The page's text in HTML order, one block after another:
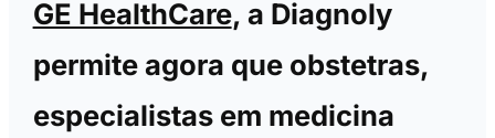
GE HealthCare, a Diagnoly
permite agora que obstetras,
especialistas em medicina